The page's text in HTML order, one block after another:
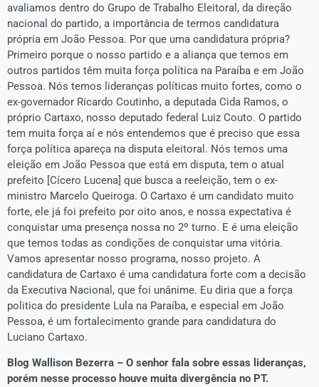
avaliamos dentro do Grupo de Trabalho Eleitoral, da direção
nacional do partido, a importância de termos candidatura
própria em João Pessoa. Por que uma candidatura própria?
Primeiro porque o nosso partido e a aliança que temos em
outros partidos têm muita força política na Paraíba e em João
Pessoa. Nós temos lideranças políticas muito fortes, como o
ex-governador Ricardo Coutinho, a deputada Cida Ramos, o
próprio Cartaxo, nosso deputado federal Luiz Couto. O partido
tem muita força aí e nós entendemos que é preciso que essa
força política apareça na disputa eleitoral. Nós temos uma
eleição em João Pessoa que está em disputa, tem o atual
prefeito [Cícero Lucena] que busca a reeleição, tem o ex-
ministro Marcelo Queiroga. O Cartaxo é um candidato muito
forte, ele já foi prefeito por oito anos, e nossa expectativa é
conquistar uma presença nossa no 2º turno. E é uma eleição
que temos todas as condições de conquistar uma vitória.
Vamos apresentar nosso programa, nosso projeto. A
candidatura de Cartaxo é uma candidatura forte com a decisão
da Executiva Nacional, que foi unânime. Eu diria que a força
politica do presidente Lula na Paraíba, e especial em João
Pessoa, é um fortalecimento grande para candidatura do
Luciano Cartaxo.
Blog Wallison Bezerra – O senhor fala sobre essas lideranças,
porém nesse processo houve muita divergência no PT.